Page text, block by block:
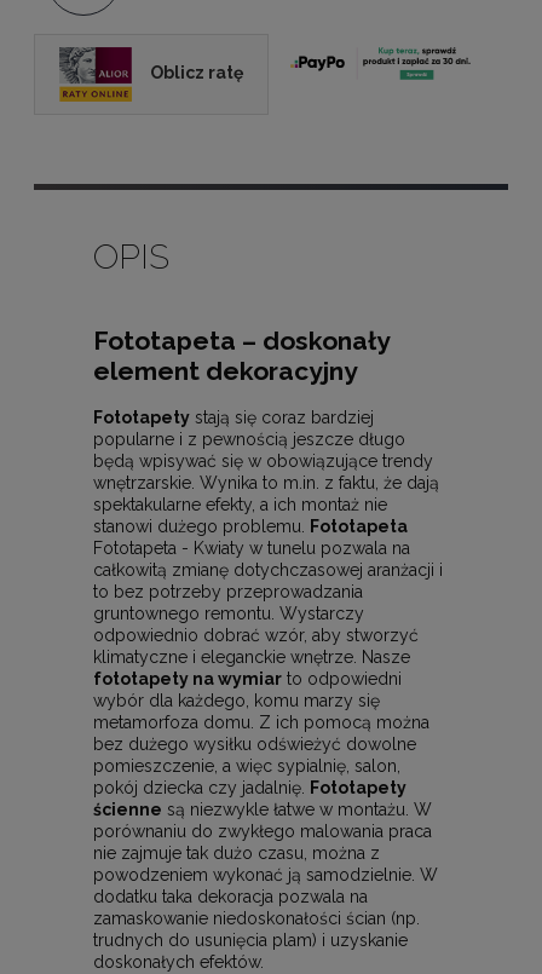
Oblicz ratę
OPIS
Fototapeta – doskonały
element dekoracyjny
Fototapety stają się coraz bardziej
popularne i z pewnością jeszcze długo
będą wpisywać się w obowiązujące trendy
wnętrzarskie. Wynika to m.in. z faktu, że dają
spektakularne efekty, a ich montaż nie
stanowi dużego problemu. Fototapeta
Fototapeta - Kwiaty w tunelu pozwala na
całkowitą zmianę dotychczasowej aranżacji i
to bez potrzeby przeprowadzania
gruntownego remontu. Wystarczy
odpowiednio dobrać wzór, aby stworzyć
klimatyczne i eleganckie wnętrze. Nasze
fototapety na wymiar to odpowiedni
wybór dla każdego, komu marzy się
metamorfoza domu. Z ich pomocą można
bez dużego wysiłku odświeżyć dowolne
pomieszczenie, a więc sypialnię, salon,
pokój dziecka czy jadalnię. Fototapety
ścienne są niezwykle łatwe w montażu. W
porównaniu do zwykłego malowania praca
nie zajmuje tak dużo czasu, można z
powodzeniem wykonać ją samodzielnie. W
dodatku taka dekoracja pozwala na
zamaskowanie niedoskonałości ścian (np.
trudnych do usunięcia plam) i uzyskanie
doskonałych efektów.